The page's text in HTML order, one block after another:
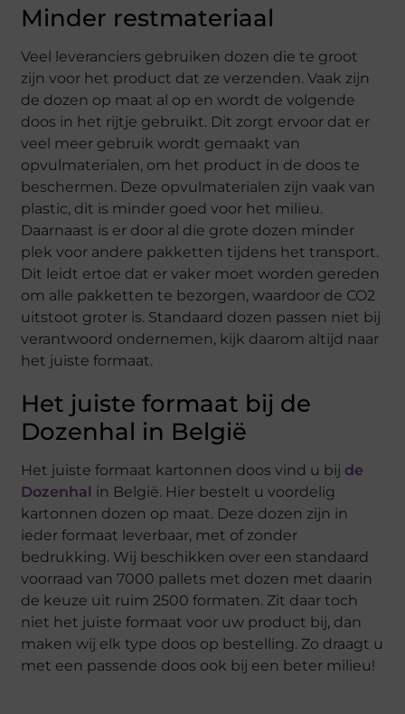
Minder restmateriaal
Veel leveranciers gebruiken dozen die te groot
zijn voor het product dat ze verzenden. Vaak zijn
de dozen op maat al op en wordt de volgende
doos in het rijtje gebruikt. Dit zorgt ervoor dat er
veel meer gebruik wordt gemaakt van
opvulmaterialen, om het product in de doos te
beschermen. Deze opvulmaterialen zijn vaak van
plastic, dit is minder goed voor het milieu.
Daarnaast is er door al die grote dozen minder
plek voor andere pakketten tijdens het transport.
Dit leidt ertoe dat er vaker moet worden gereden
om alle pakketten te bezorgen, waardoor de CO2
uitstoot groter is. Standaard dozen passen niet bij
verantwoord ondernemen, kijk daarom altijd naar
het juiste formaat.
Het juiste formaat bij de
Dozenhal in België
Het juiste formaat kartonnen doos vind u bij de
Dozenhal in België. Hier bestelt u voordelig
kartonnen dozen op maat. Deze dozen zijn in
ieder formaat leverbaar, met of zonder
bedrukking. Wij beschikken over een standaard
voorraad van 7000 pallets met dozen met daarin
de keuze uit ruim 2500 formaten. Zit daar toch
niet het juiste formaat voor uw product bij, dan
maken wij elk type doos op bestelling. Zo draagt u
met een passende doos ook bij een beter milieu!